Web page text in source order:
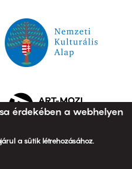
érdekében a webhelyen
a sütik létrehozásához.